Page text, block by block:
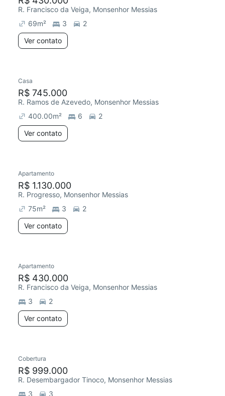
R. Francisco da Veiga, Monsenhor Messias
69m² 3
2
Ver contato
Casa
R$ 745.000
R. Ramos de Azevedo, Monsenhor Messias
400.00m² 6
2
Ver contato
Apartamento
R$ 1.130.000
R. Progresso, Monsenhor Messias
75m² 3
2
Ver contato
Apartamento
R$ 430.000
R. Francisco da Veiga, Monsenhor Messias
3
2
Ver contato
Cobertura
R$ 999.000
R. Desembargador Tinoco, Monsenhor Messias
3
3